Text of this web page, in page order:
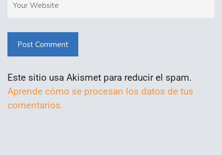
Post Comment
Este sitio usa Akismet para reducir el spam.
Aprende cómo se procesan los datos de tus
comentarios.